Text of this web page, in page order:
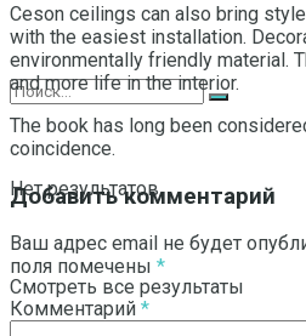
Нет результатов
Смотреть все результаты
Ceson ceilings can also bring
with the easiest installation.
environmentally friendly material.
and more life in the interior.
The book has long been
coincidence.
Добавить комментарий
Ваш адрес email не будет
поля помечены *
Комментарий *